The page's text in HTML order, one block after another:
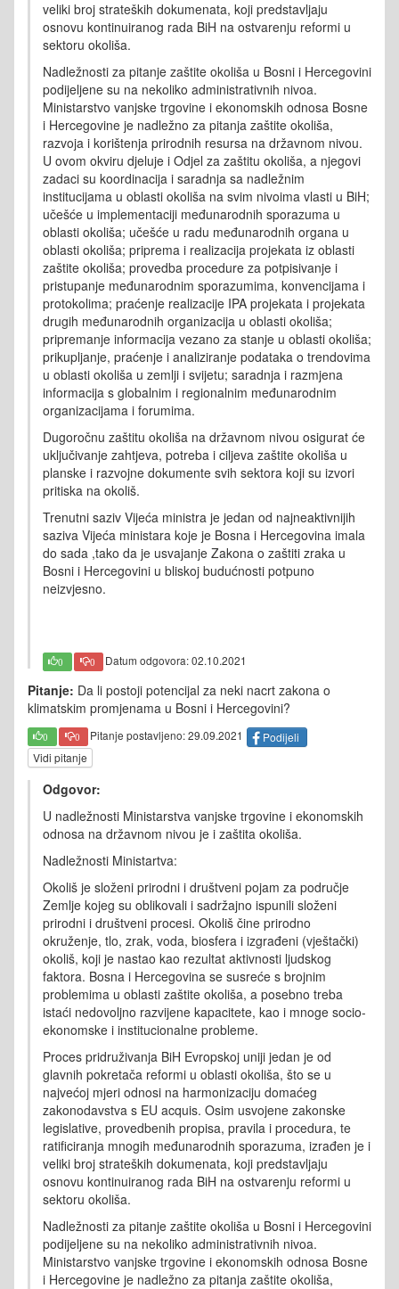
veliki broj strateških dokumenata, koji predstavljaju
osnovu kontinuiranog rada BiH na ostvarenju reformi u
sektoru okoliša.
Nadležnosti za pitanje zaštite okoliša u Bosni i Hercegovini
podijeljene su na nekoliko administrativnih nivoa.
Ministarstvo vanjske trgovine i ekonomskih odnosa Bosne
i Hercegovine je nadležno za pitanja zaštite okoliša,
razvoja i korištenja prirodnih resursa na državnom nivou.
U ovom okviru djeluje i Odjel za zaštitu okoliša, a njegovi
zadaci su koordinacija i saradnja sa nadležnim
institucijama u oblasti okoliša na svim nivoima vlasti u BiH;
učešće u implementaciji međunarodnih sporazuma u
oblasti okoliša; učešće u radu međunarodnih organa u
oblasti okoliša; priprema i realizacija projekata iz oblasti
zaštite okoliša; provedba procedure za potpisivanje i
pristupanje međunarodnim sporazumima, konvencijama i
protokolima; praćenje realizacije IPA projekata i projekata
drugih međunarodnih organizacija u oblasti okoliša;
pripremanje informacija vezano za stanje u oblasti okoliša;
prikupljanje, praćenje i analiziranje podataka o trendovima
u oblasti okoliša u zemlji i svijetu; saradnja i razmjena
informacija s globalnim i regionalnim međunarodnim
organizacijama i forumima.
Dugoročnu zaštitu okoliša na državnom nivou osigurat će
uključivanje zahtjeva, potreba i ciljeva zaštite okoliša u
planske i razvojne dokumente svih sektora koji su izvori
pritiska na okoliš.
Trenutni saziv Vijeća ministra je jedan od najneaktivnijih
saziva Vijeća ministara koje je Bosna i Hercegovina imala
do sada ,tako da je usvajanje Zakona o zaštiti zraka u
Bosni i Hercegovini u bliskoj budućnosti potpuno
neizvjesno.
0 0 Datum odgovora: 02.10.2021
Pitanje: Da li postoji potencijal za neki nacrt zakona o
klimatskim promjenama u Bosni i Hercegovini?
0 0 Pitanje postavljeno: 29.09.2021
Podijeli
Vidi pitanje
Odgovor:
U nadležnosti Ministarstva vanjske trgovine i ekonomskih
odnosa na državnom nivou je i zaštita okoliša.
Nadležnosti Ministartva:
Okoliš je složeni prirodni i društveni pojam za područje
Zemlje kojeg su oblikovali i sadržajno ispunili složeni
prirodni i društveni procesi. Okoliš čine prirodno
okruženje, tlo, zrak, voda, biosfera i izgrađeni (vještački)
okoliš, koji je nastao kao rezultat aktivnosti ljudskog
faktora. Bosna i Hercegovina se susreće s brojnim
problemima u oblasti zaštite okoliša, a posebno treba
istaći nedovoljno razvijene kapacitete, kao i mnoge socio-
ekonomske i institucionalne probleme.
Proces pridruživanja BiH Evropskoj uniji jedan je od
glavnih pokretača reformi u oblasti okoliša, što se u
najvećoj mjeri odnosi na harmonizaciju domaćeg
zakonodavstva s EU acquis. Osim usvojene zakonske
legislative, provedbenih propisa, pravila i procedura, te
ratificiranja mnogih međunarodnih sporazuma, izrađen je i
veliki broj strateških dokumenata, koji predstavljaju
osnovu kontinuiranog rada BiH na ostvarenju reformi u
sektoru okoliša.
Nadležnosti za pitanje zaštite okoliša u Bosni i Hercegovini
podijeljene su na nekoliko administrativnih nivoa.
Ministarstvo vanjske trgovine i ekonomskih odnosa Bosne
i Hercegovine je nadležno za pitanja zaštite okoliša,